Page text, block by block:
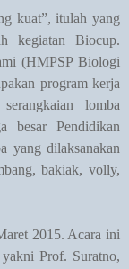
kuat”, itulah yang
kegiatan Biocup.
(HMPSP Biologi
program kerja
lomba
besar Pendidikan
yang dilaksanakan
bakiak, volly,
2015. Acara ini
Prof. Suratno,